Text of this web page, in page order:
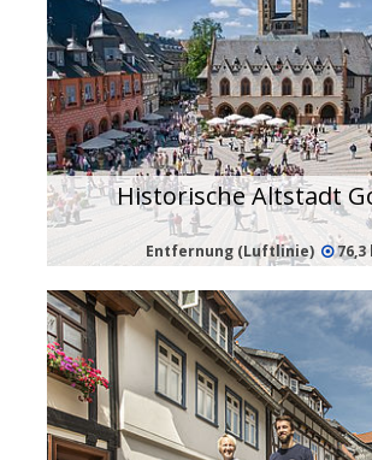
Historische Altstadt
Entfernung (Luftlinie) 76,3